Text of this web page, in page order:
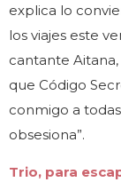
explica lo
los viajes este
cantante
que Código
conmigo a
obsesiona”.
Trio, para